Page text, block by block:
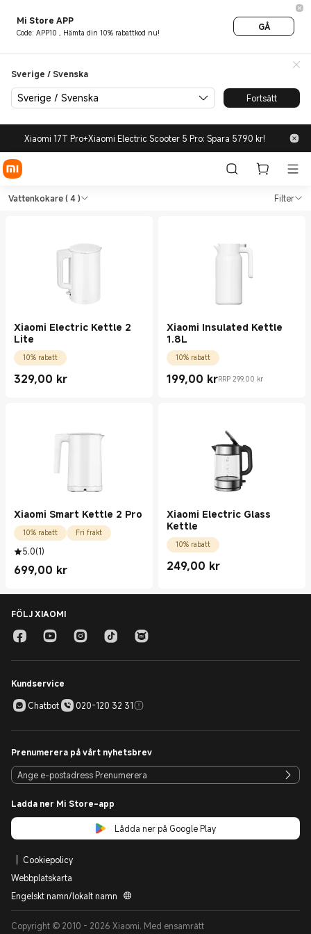
Mi Store APP
Code: APP10 , Hämta din 10% rabattkod nu!
GÅ
Sverige / Svenska
Sverige / Svenska Fortsätt
Xiaomi 17T Pro+Xiaomi Electric Scooter 5 Pro: Spara 5790 kr!
Shop Köksapparater
Vattenkokare( 4 ) Filter
Shop Köksapparater Vattenkokare in
Xiaomi Electric Kettle 2
Lite
10% rabatt
329,00 kr
Current Price kr329.00
Xiaomi Insulated Kettle
1.8L
10% rabatt
199,00 kr
Current Price kr199.00RRP 299,00 kr
Rekommenderat återförsäljningspris 299,00
Xiaomi Smart Kettle 2 Pro
10% rabatt Fri frakt
5.0(1)
699,00 kr
Current Price kr699.00
Xiaomi Electric Glass
Kettle
10% rabatt
249,00 kr
Current Price kr249.00
FÖLJ XIAOMI
Kundservice
Chatbot
020-120 32 31
Prenumerera på vårt nyhetsbrev
Ladda ner Mi Store-app
Lådda ner på Google Play
Cookiepolicy
Webbplatskarta
Engelskt namn/lokalt namn
Copyright © 2010 - 2026 Xiaomi. Med ensamrätt